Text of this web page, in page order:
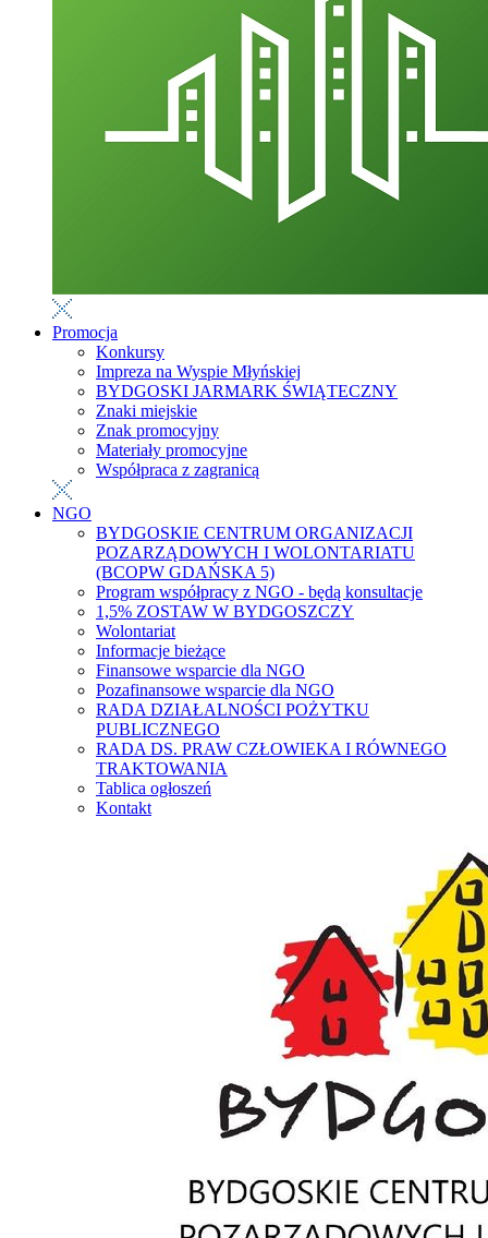
Promocja
Konkursy
Impreza na Wyspie Młyńskiej
BYDGOSKI JARMARK ŚWIĄTECZNY
Znaki miejskie
Znak promocyjny
Materiały promocyjne
Współpraca z zagranicą
NGO
BYDGOSKIE CENTRUM ORGANIZACJI
POZARZĄDOWYCH I WOLONTARIATU
(BCOPW GDAŃSKA 5)
Program współpracy z NGO - będą konsultacje
1,5% ZOSTAW W BYDGOSZCZY
Wolontariat
Informacje bieżące
Finansowe wsparcie dla NGO
Pozafinansowe wsparcie dla NGO
RADA DZIAŁALNOŚCI POŻYTKU
PUBLICZNEGO
RADA DS. PRAW CZŁOWIEKA I RÓWNEGO
TRAKTOWANIA
Tablica ogłoszeń
Kontakt